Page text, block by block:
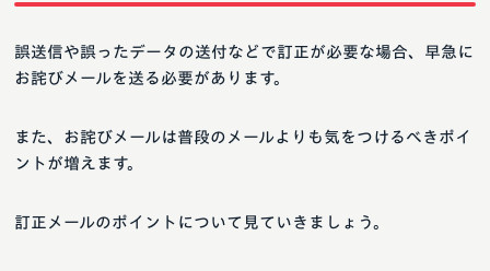
誤送信や誤ったデータの送付などで訂正が必要な場合、早急に
お詫びメールを送る必要があります。
また、お詫びメールは普段のメールよりも気をつけるべきポイ
ントが増えます。
訂正メールのポイントについて見ていきましょう。